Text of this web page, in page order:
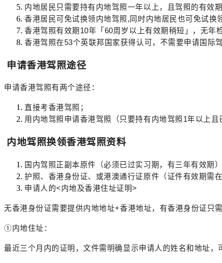
内地居民只需要持有内地驾照一年以上，且驾照的有效
香港居民可免试换领内地驾照,同时内地居民也可免试换
香港驾照有效期 10年「60周岁以上有效期稍短」，无年
香港驾照在53个英联邦国家获得认可，不需要申请国际
申请香港驾照途径
申请香港驾照有两个途径：
直接考香港驾照；
用内地驾照申请香港驾照（只要持有内地驾照1年以上且
内地驾照换领香港驾照资料
国内驾照正副本原件（必须已过实习期，有三年有效期）
护照、香港身份证、或港澳通行证原件（证件有效期需在
申请人的<内地及香港住址证明>
无香港身份证需要提供内地地址+香港地址，有香港身份证只
①内地住址：
最近三个月内的证明，文件需明确显示申请人的姓名和地址